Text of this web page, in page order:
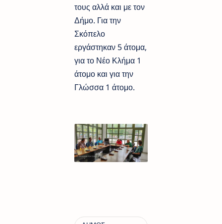
τους αλλά και με τον
Δήμο. Για την
Σκόπελο
εργάστηκαν 5 άτομα,
για το Νέο Κλήμα 1
άτομο και για την
Γλώσσα 1 άτομο.